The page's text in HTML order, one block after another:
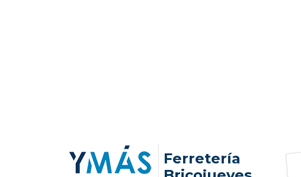
Ferretería